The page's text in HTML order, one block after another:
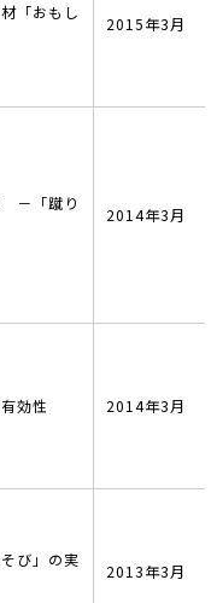
「おもし
2015年3月
－「蹴り
2014年3月
効性 2014年3月
び」の実
2013年3月